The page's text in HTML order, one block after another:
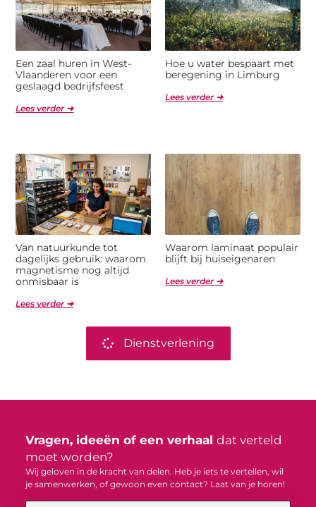
Een zaal huren in West-
Vlaanderen voor een
geslaagd bedrijfsfeest
Lees verder ➜
Hoe u water bespaart met
beregening in Limburg
Lees verder ➜
Van natuurkunde tot
dagelijks gebruik: waarom
magnetisme nog altijd
onmisbaar is
Lees verder ➜
Waarom laminaat populair
blijft bij huiseigenaren
Lees verder ➜
Dienstverlening
Vragen, ideeën of een verhaal dat verteld
moet worden?
Wij geloven in de kracht van delen. Heb je iets te vertellen, wil
je samenwerken, of gewoon even contact? Laat van je horen!